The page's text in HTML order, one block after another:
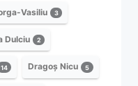
Vasiliu 3
Dulciu 2
14 Dragoș Nicu 5